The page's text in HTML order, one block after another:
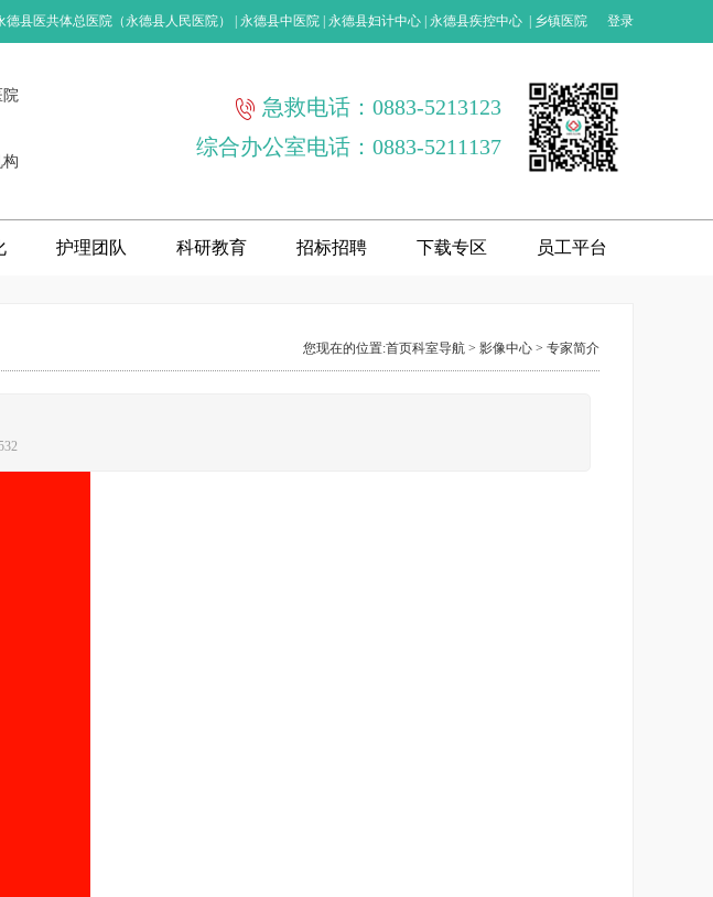
德县医共体总医院（永德县人民医院） 永德县中医院 永德县妇计中心 永德县疾控中心 乡镇医院 登录
院
构
急救电话：0883-5213123
综合办公室电话：0883-5211137
护理团队 科研教育 招标招聘 下载专区 员工平台
您现在的位置:首页科室导航 > 影像中心 > 专家简介